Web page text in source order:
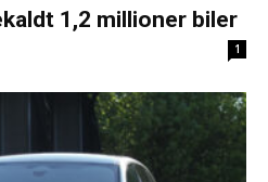
1,2 millioner biler
1